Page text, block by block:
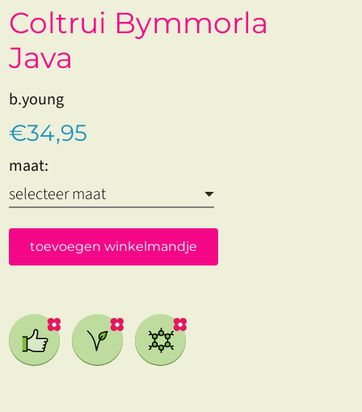
Coltrui Bymmorla
Java
b.young
€34,95
maat:
toevoegen winkelmandje